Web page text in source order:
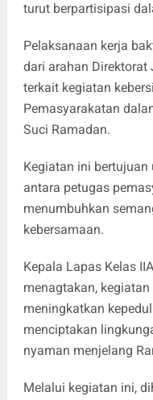
turut berpartisipasi
Pelaksanaan kerja
dari arahan Direktorat
terkait kegiatan
Pemasyarakatan
Suci Ramadan.
Kegiatan ini
antara petugas
menumbuhkan
kebersamaan.
Kepala Lapas Kelas
menagtakan,
meningkatkan
menciptakan
nyaman menjelang
Melalui kegiatan ini,